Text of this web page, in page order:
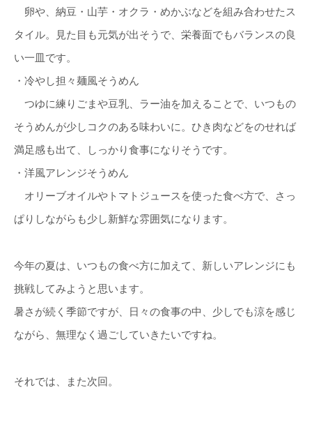
卵や、納豆・山芋・オクラ・めかぶなどを組み合わせたス
タイル。見た目も元気が出そうで、栄養面でもバランスの良
い一皿です。
・冷やし担々麺風そうめん
つゆに練りごまや豆乳、ラー油を加えることで、いつもの
そうめんが少しコクのある味わいに。ひき肉などをのせれば
満足感も出て、しっかり食事になりそうです。
・洋風アレンジそうめん
オリーブオイルやトマトジュースを使った食べ方で、さっ
ぱりしながらも少し新鮮な雰囲気になります。
今年の夏は、いつもの食べ方に加えて、新しいアレンジにも
挑戦してみようと思います。
暑さが続く季節ですが、日々の食事の中、少しでも涼を感じ
ながら、無理なく過ごしていきたいですね。
それでは、また次回。